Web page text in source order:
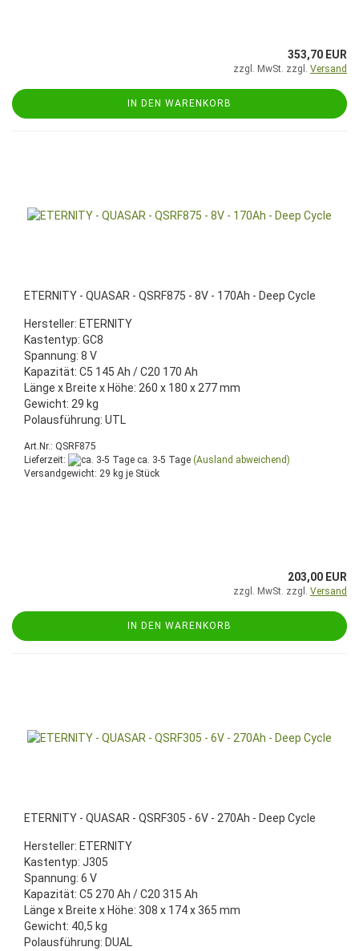
353,70 EUR
zzgl. MwSt. zzgl. Versand
IN DEN WARENKORB
ETERNITY - QUASAR - QSRF875 - 8V - 170Ah - Deep Cycle
Hersteller: ETERNITY
Kastentyp: GC8
Spannung: 8 V
Kapazität: C5 145 Ah / C20 170 Ah
Länge x Breite x Höhe: 260 x 180 x 277 mm
Gewicht: 29 kg
Polausführung: UTL
Art.Nr.: QSRF875
Lieferzeit:
ca. 3-5 Tage (Ausland abweichend)
Versandgewicht: 29 kg je Stück
203,00 EUR
zzgl. MwSt. zzgl. Versand
IN DEN WARENKORB
ETERNITY - QUASAR - QSRF305 - 6V - 270Ah - Deep Cycle
Hersteller: ETERNITY
Kastentyp: J305
Spannung: 6 V
Kapazität: C5 270 Ah / C20 315 Ah
Länge x Breite x Höhe: 308 x 174 x 365 mm
Gewicht: 40,5 kg
Polausführung: DUAL